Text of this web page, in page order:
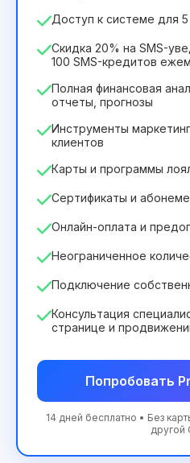
349₴ 244₴/месяц
Доступ к системе для
Скидка 20% на SMS-
100 SMS-кредитов
Полная финансовая
отчеты, прогнозы
Инструменты
клиентов
Карты и программы
Сертификаты и
Онлайн-оплата и
Неограниченное
Подключение
Консультация
странице и
Попробовать
14 дней бесплатно • Без
другой